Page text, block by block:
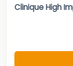
Clinique High